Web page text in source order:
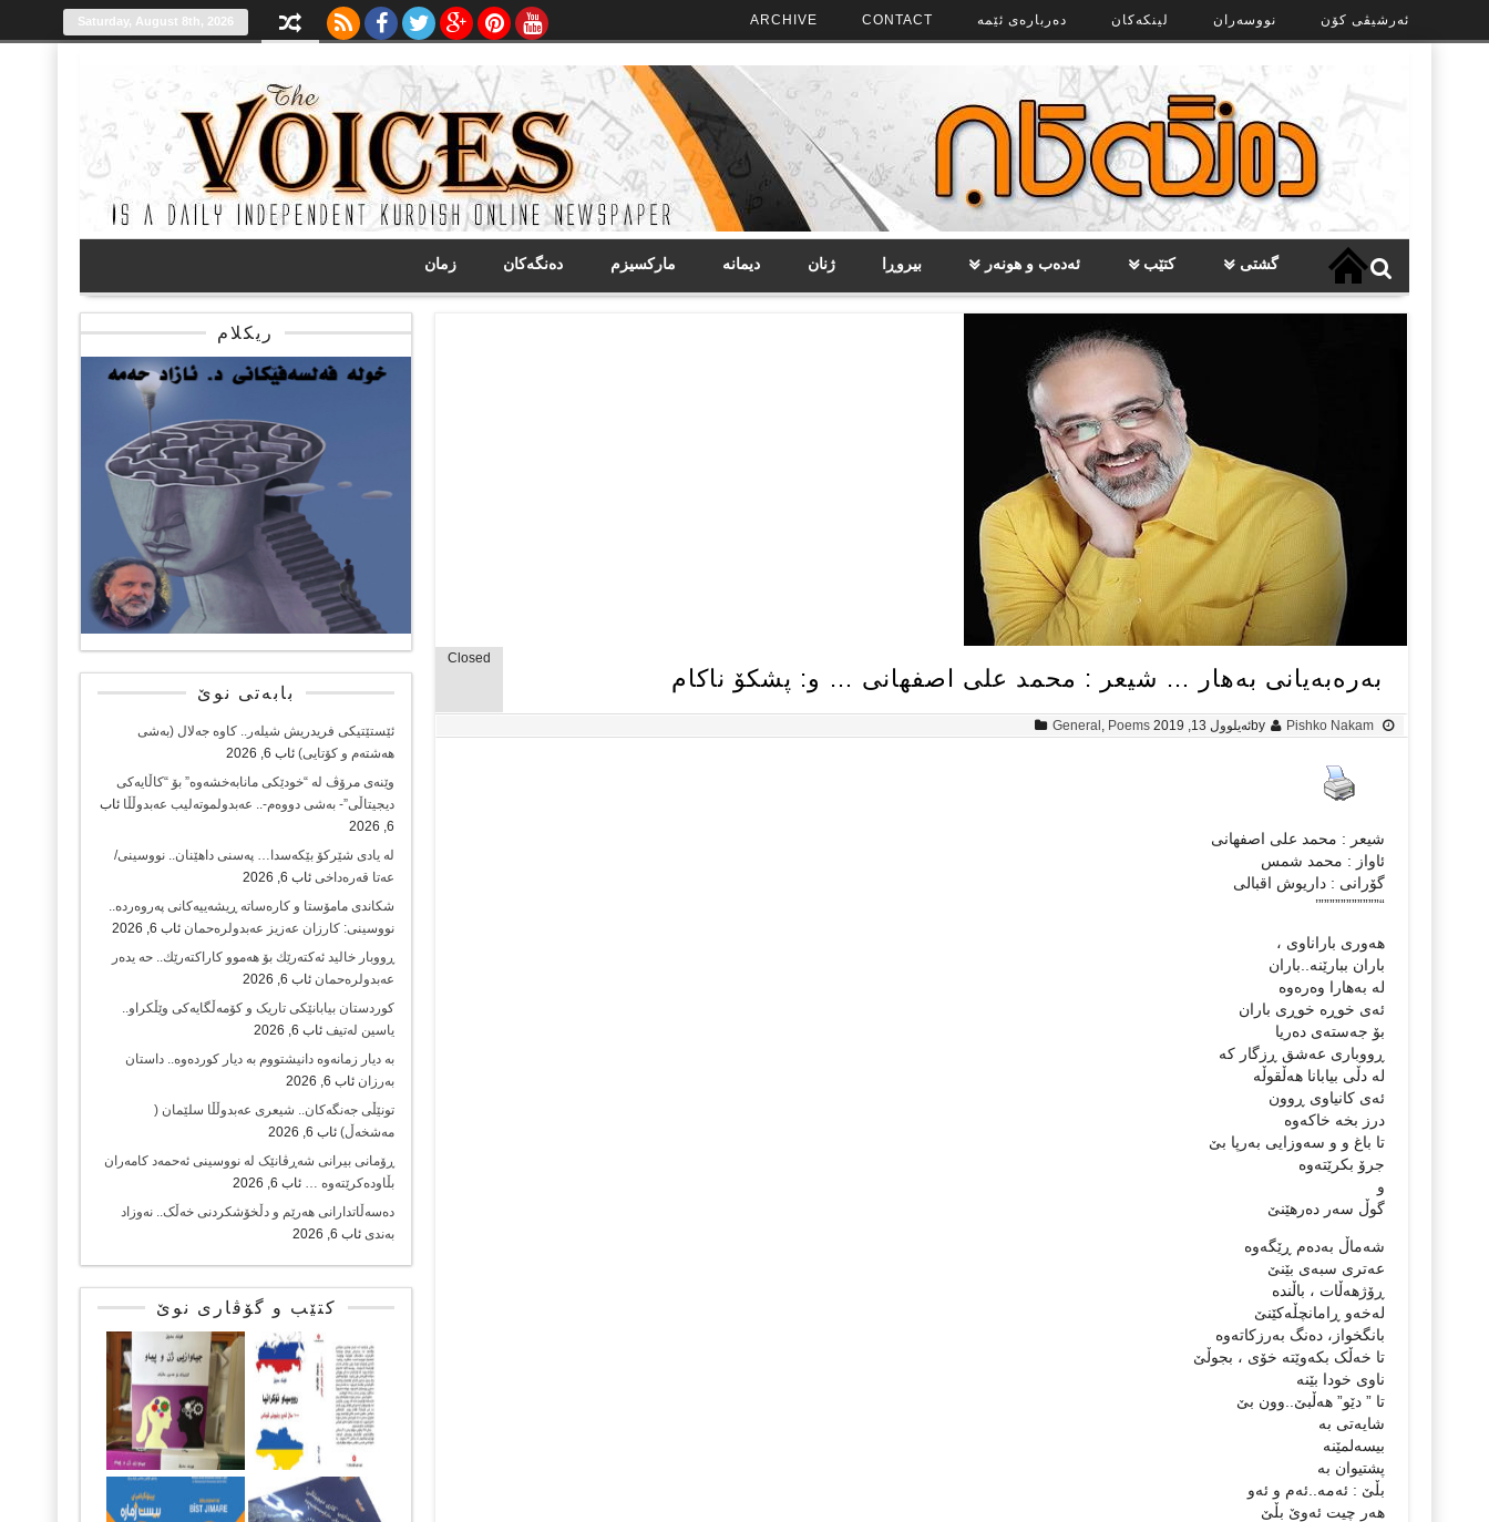
ئەرشیڤی کۆن نووسەران لینکەکان دەربارەی ئێمە CONTACT
ARCHIVE
Saturday, August 8th, 2026
گشتی کتێب ئەدەب و هونەر بیروڕا ژنان دیمانە مارکسیزم دەنگەکان زمان
بەرەبەیانی بەهار … شیعر : محمد علی اصفهانی … و: پشکۆ ناکام
Closed
by Pishko Nakam ئەیلوول 13, 2019 General , Poems
شیعر : محمد علی اصفهانی
ئاواز : محمد شمس
گۆرانی : داریوش اقبالی
“”””””””””””’
هەوری باراناوی ،
باران ببارێنە..باران
لە بەهارا وەرەوە
ئەی خوڕە خوڕی باران
بۆ جەستەی دەریا
ڕووباری عەشق ڕزگار کە
لە دڵی بیابانا هەڵقوڵە
ئەی کانیاوی ڕوون
درز بخە خاکەوە
تا باغ و و سەوزایی بەرپا بێ
جرۆ بکرێتەوە
و
گوڵ سەر دەرهێنێ
شەماڵ بەدەم ڕێگەوە
عەتری سبەی بێنێ
ڕۆژهەڵات ، باڵندە
لەخەو ڕامانچڵەکێنێ
بانگخواز، دەنگ بەرزکاتەوە
تا خەڵک بکەوێتە خۆی ، بجوڵێ
ناوی خودا بێنە
تا ” دێو” هەڵبێ..وون بێ
شایەتی بە
بیسەلمێنە
پشتیوان بە
بڵێ : ئەمە..ئەم و ئەو
هەر چیت ئەوێ بڵێ
ریکلام
بابەتی نوێ
ئێستێتیکی فریدریش شیلەر.. کاوە جەلال (بەشی
هەشتەم و کۆتایی) ئاب 6, 2026
وێنەی مرۆڤ لە “خودێکی مانابەخشەوە” بۆ “کاڵایەکی
دیجیتاڵی”- بەشی دووەم-.. عەبدولموتەلیب عەبدوڵڵا ئاب
6, 2026
لە یادی شێرکۆ بێکەسدا… پەسنی داهێنان.. نووسینی/
عەتا قەرەداخی ئاب 6, 2026
شکاندی مامۆستا و کارەساتە ڕیشەییەکانی پەروەردە..
نووسینی: کارزان عەزیز عەبدولرەحمان ئاب 6, 2026
ڕووبار خالید ئەكتەرێك بۆ هەموو كاراكتەرێك.. حه یدەر
عەبدولرەحمان ئاب 6, 2026
کوردستان بیابانێکی تاریک و کۆمەڵگایەکی وێڵکراو..
یاسین لەتیف ئاب 6, 2026
بە دیار زمانەوە دانیشتووم بە دیار کوردەوە.. داستان
بەرزان ئاب 6, 2026
تونێڵی جەنگەکان.. شیعری عەبدوڵڵا سلێمان (
مەشخەڵ) ئاب 6, 2026
ڕۆمانی بیرانی شەڕڤانێک لە نووسینی ئەحمەد کامەران
بڵاودەکرێتەوە … ئاب 6, 2026
دەسەڵاتدارانی هەرێم و دڵخۆشکردنی خەڵک.. نەوزاد
بەندی ئاب 6, 2026
کتێب و گۆڤاری نوێ